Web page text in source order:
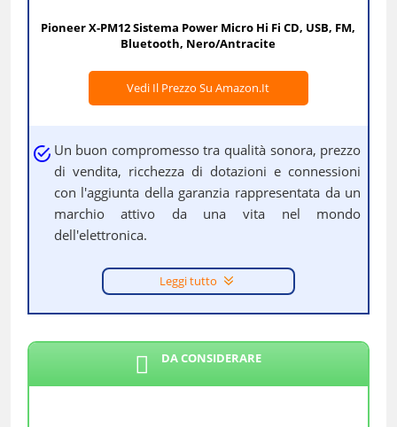
Pioneer X-PM12 Sistema Power Micro Hi Fi CD, USB, FM,
Bluetooth, Nero/Antracite
Vedi Il Prezzo Su Amazon.it
Un buon compromesso tra qualità sonora, prezzo
di vendita, ricchezza di dotazioni e connessioni
con l'aggiunta della garanzia rappresentata da un
marchio attivo da una vita nel mondo
dell'elettronica.
Leggi tutto
DA CONSIDERARE